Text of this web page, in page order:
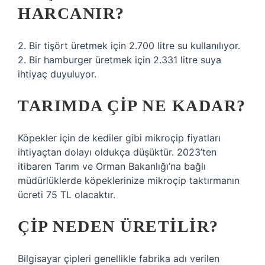
HARCANIR?
2. Bir tişört üretmek için 2.700 litre su kullanılıyor.
2. Bir hamburger üretmek için 2.331 litre suya
ihtiyaç duyuluyor.
TARIMDA ÇIP NE KADAR?
Köpekler için de kediler gibi mikroçip fiyatları
ihtiyaçtan dolayı oldukça düşüktür. 2023’ten
itibaren Tarım ve Orman Bakanlığı’na bağlı
müdürlüklerde köpeklerinize mikroçip taktırmanın
ücreti 75 TL olacaktır.
ÇIP NEDEN ÜRETILIR?
Bilgisayar çipleri genellikle fabrika adı verilen